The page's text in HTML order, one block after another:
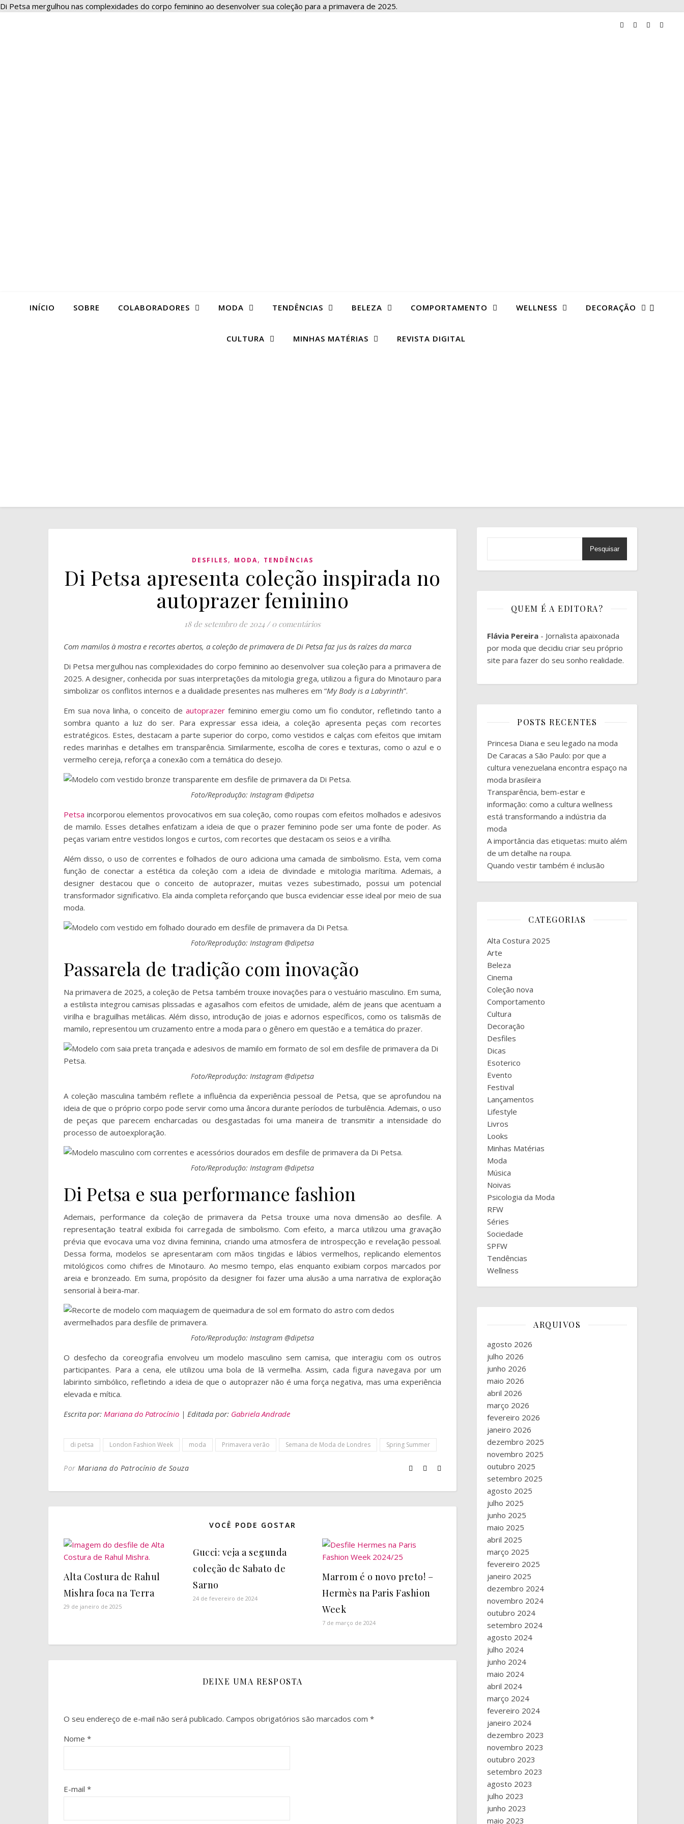
Di Petsa mergulhou nas complexidades do corpo feminino ao desenvolver sua coleção para a primavera de 2025.
INÍCIO SOBRE COLABORADORES MODA TENDÊNCIAS BELEZA COMPORTAMENTO WELLNESS DECORAÇÃO
CULTURA MINHAS MATÉRIAS REVISTA DIGITAL
DESFILES, MODA, TENDÊNCIAS
Di Petsa apresenta coleção inspirada no
autoprazer feminino
18 de setembro de 2024 / 0 comentários
Com mamilos à mostra e recortes abertos, a coleção de primavera de Di Petsa faz jus às raízes da marca
Di Petsa mergulhou nas complexidades do corpo feminino ao desenvolver sua coleção para a primavera de
2025. A designer, conhecida por suas interpretações da mitologia grega, utilizou a figura do Minotauro para
simbolizar os conflitos internos e a dualidade presentes nas mulheres em “My Body is a Labyrinth”.
Em sua nova linha, o conceito de autoprazer feminino emergiu como um fio condutor, refletindo tanto a
sombra quanto a luz do ser. Para expressar essa ideia, a coleção apresenta peças com recortes
estratégicos. Estes, destacam a parte superior do corpo, como vestidos e calças com efeitos que imitam
redes marinhas e detalhes em transparência. Similarmente, escolha de cores e texturas, como o azul e o
vermelho cereja, reforça a conexão com a temática do desejo.
Foto/Reprodução: Instagram @dipetsa
Petsa incorporou elementos provocativos em sua coleção, como roupas com efeitos molhados e adesivos
de mamilo. Esses detalhes enfatizam a ideia de que o prazer feminino pode ser uma fonte de poder. As
peças variam entre vestidos longos e curtos, com recortes que destacam os seios e a virilha.
Além disso, o uso de correntes e folhados de ouro adiciona uma camada de simbolismo. Esta, vem coma
função de conectar a estética da coleção com a ideia de divindade e mitologia marítima. Ademais, a
designer destacou que o conceito de autoprazer, muitas vezes subestimado, possui um potencial
transformador significativo. Ela ainda completa reforçando que busca evidenciar esse ideal por meio de sua
moda.
Foto/Reprodução: Instagram @dipetsa
Passarela de tradição com inovação
Na primavera de 2025, a coleção de Petsa também trouxe inovações para o vestuário masculino. Em suma,
a estilista integrou camisas plissadas e agasalhos com efeitos de umidade, além de jeans que acentuam a
virilha e braguilhas metálicas. Além disso, introdução de joias e adornos específicos, como os talismãs de
mamilo, representou um cruzamento entre a moda para o gênero em questão e a temática do prazer.
Foto/Reprodução: Instagram @dipetsa
A coleção masculina também reflete a influência da experiência pessoal de Petsa, que se aprofundou na
ideia de que o próprio corpo pode servir como uma âncora durante períodos de turbulência. Ademais, o uso
de peças que parecem encharcadas ou desgastadas foi uma maneira de transmitir a intensidade do
processo de autoexploração.
Foto/Reprodução: Instagram @dipetsa
Di Petsa e sua performance fashion
Ademais, performance da coleção de primavera da Petsa trouxe uma nova dimensão ao desfile. A
representação teatral exibida foi carregada de simbolismo. Com efeito, a marca utilizou uma gravação
prévia que evocava uma voz divina feminina, criando uma atmosfera de introspecção e revelação pessoal.
Dessa forma, modelos se apresentaram com mãos tingidas e lábios vermelhos, replicando elementos
mitológicos como chifres de Minotauro. Ao mesmo tempo, elas enquanto exibiam corpos marcados por
areia e bronzeado. Em suma, propósito da designer foi fazer uma alusão a uma narrativa de exploração
sensorial à beira-mar.
Foto/Reprodução: Instagram @dipetsa
O desfecho da coreografia envolveu um modelo masculino sem camisa, que interagiu com os outros
participantes. Para a cena, ele utilizou uma bola de lã vermelha. Assim, cada figura navegava por um
labirinto simbólico, refletindo a ideia de que o autoprazer não é uma força negativa, mas uma experiência
elevada e mítica.
Escrita por: Mariana do Patrocínio | Editada por: Gabriela Andrade
di petsa London Fashion Week moda Primavera verão Semana de Moda de Londres Spring Summer
Por Mariana do Patrocínio de Souza
VOCÊ PODE GOSTAR
Alta Costura de Rahul
Mishra foca na Terra
29 de janeiro de 2025
Gucci: veja a segunda
coleção de Sabato de
Sarno
24 de fevereiro de 2024
Marrom é o novo preto! –
Hermès na Paris Fashion
Week
7 de março de 2024
DEIXE UMA RESPOSTA
O seu endereço de e-mail não será publicado. Campos obrigatórios são marcados com *
Nome *
E-mail *
Pesquisar
QUEM É A EDITORA?
Flávia Pereira - Jornalista apaixonada
por moda que decidiu criar seu próprio
site para fazer do seu sonho realidade.
POSTS RECENTES
Princesa Diana e seu legado na moda
De Caracas a São Paulo: por que a
cultura venezuelana encontra espaço na
moda brasileira
Transparência, bem-estar e
informação: como a cultura wellness
está transformando a indústria da
moda
A importância das etiquetas: muito além
de um detalhe na roupa.
Quando vestir também é inclusão
CATEGORIAS
Alta Costura 2025
Arte
Beleza
Cinema
Coleção nova
Comportamento
Cultura
Decoração
Desfiles
Dicas
Esoterico
Evento
Festival
Lançamentos
Lifestyle
Livros
Looks
Minhas Matérias
Moda
Música
Noivas
Psicologia da Moda
RFW
Séries
Sociedade
SPFW
Tendências
Wellness
ARQUIVOS
agosto 2026
julho 2026
junho 2026
maio 2026
abril 2026
março 2026
fevereiro 2026
janeiro 2026
dezembro 2025
novembro 2025
outubro 2025
setembro 2025
agosto 2025
julho 2025
junho 2025
maio 2025
abril 2025
março 2025
fevereiro 2025
janeiro 2025
dezembro 2024
novembro 2024
outubro 2024
setembro 2024
agosto 2024
julho 2024
junho 2024
maio 2024
abril 2024
março 2024
fevereiro 2024
janeiro 2024
dezembro 2023
novembro 2023
outubro 2023
setembro 2023
agosto 2023
julho 2023
junho 2023
maio 2023